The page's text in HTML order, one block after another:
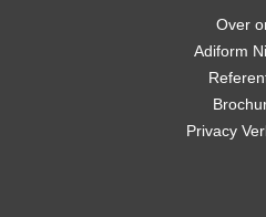
Over
Adiform
Privacy